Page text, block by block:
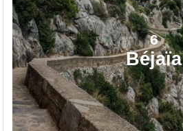
6
Béjaïa